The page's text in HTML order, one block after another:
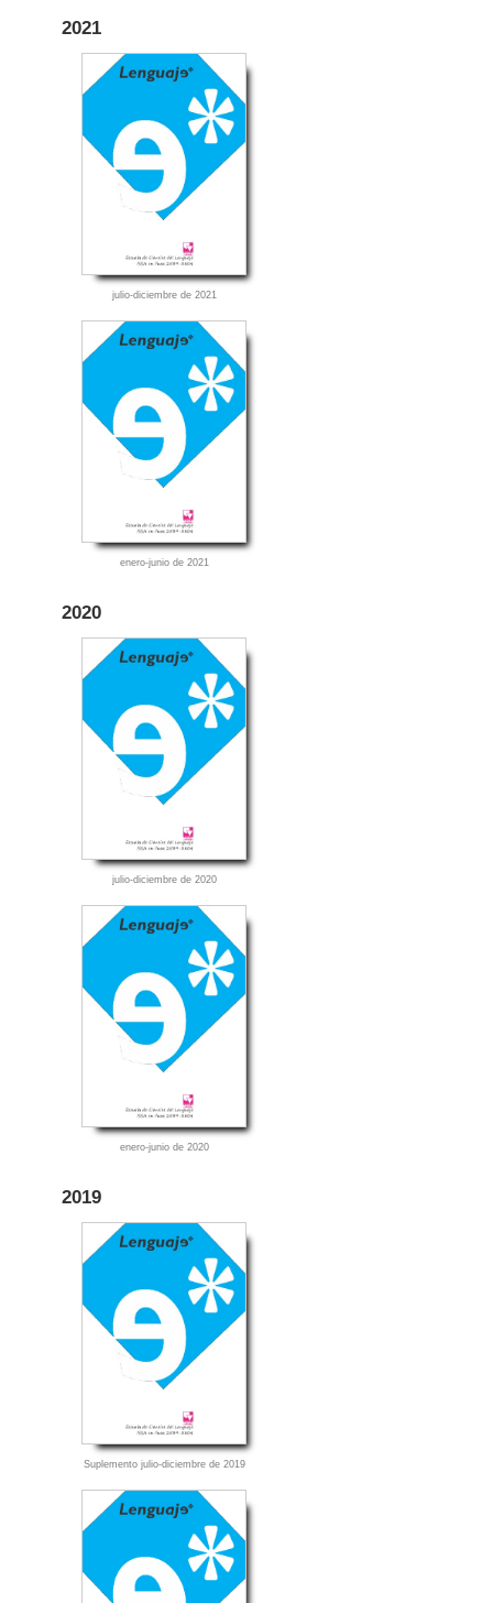
2021
julio-diciembre de 2021
enero-junio de 2021
2020
julio-diciembre de 2020
enero-junio de 2020
2019
Suplemento julio-diciembre de 2019